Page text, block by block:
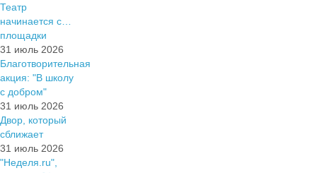
Театр
начинается с…
площадки
31 июль 2026
Благотворительная
акция: "В школу
с добром"
31 июль 2026
Двор, который
сближает
31 июль 2026
"Неделя.ru",